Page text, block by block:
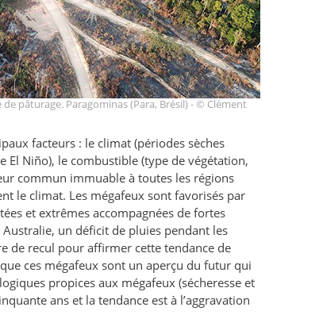
pâturage. Paragominas (Para, Brésil) - © Clément
facteurs : le climat (périodes sèches
El Niño), le combustible (type de végétation,
commun immuable à toutes les régions
le climat. Les mégafeux sont favorisés par
et extrêmes accompagnées de fortes
un déficit de pluies pendant les
de recul pour affirmer cette tendance de
ces mégafeux sont un aperçu du futur qui
propices aux mégafeux (sécheresse et
ans et la tendance est à l’aggravation